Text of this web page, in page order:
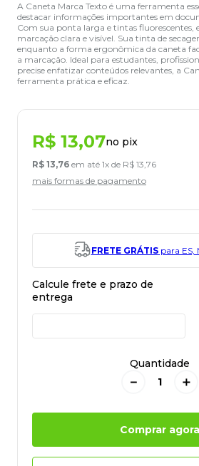
A Caneta Marca Texto é uma ferramenta
destacar informações importantes em
Com sua ponta larga e tintas fluorescentes,
marcação clara e visível. Sua tinta de
enquanto a forma ergonômica da caneta
a marcação. Ideal para estudantes,
precise enfatizar conteúdos relevantes, a
ferramenta prática e eficaz.
R$ 13,07no pix
R$ 13,76 em até 1x de R$ 13,76
mais formas de pagamento
FRETE GRÁTISpara ES,
Quantidade
＋
－
Comprar agora